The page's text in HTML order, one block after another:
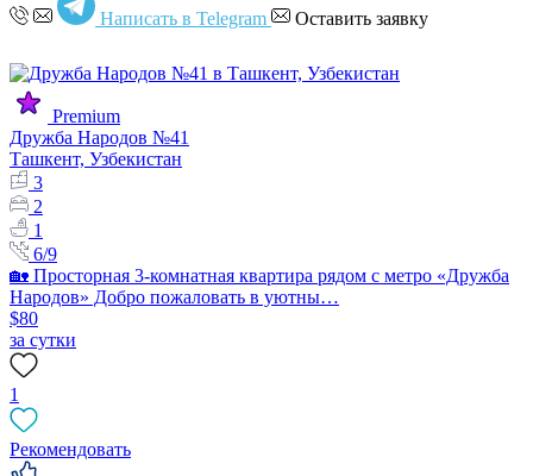
Написать в Telegram Оставить заявку
Premium
Дружба Народов №41
Ташкент, Узбекистан
3
2
1
6/9
🏡 Просторная 3-комнатная квартира рядом с метро «Дружба
Народов» Добро пожаловать в уютны…
$80
за сутки
1
Рекомендовать